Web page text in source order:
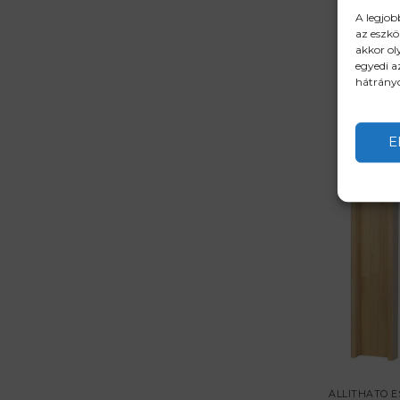
A
az
akkor
egyedi
ÁLLÍTHATÓ